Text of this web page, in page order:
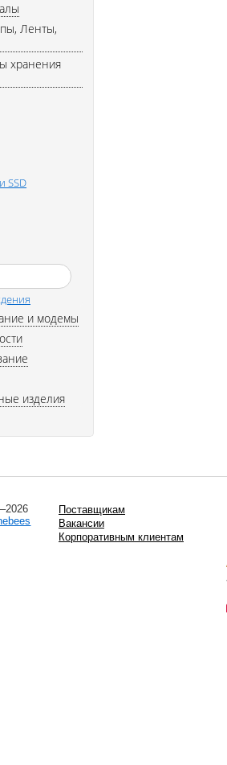
Ленты,
хранения
SSD
и модемы
изделия
Поставщикам
Вакансии
Корпоративным клиентам